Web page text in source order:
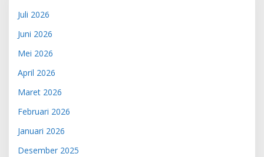
Juli 2026
Juni 2026
Mei 2026
April 2026
Maret 2026
Februari 2026
Januari 2026
Desember 2025